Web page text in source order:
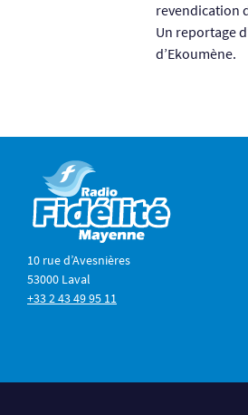
revendication
Un reportage
d’Ekoumène.
10 rue d’Avesnières
53000 Laval
+33 2 43 49 95 11